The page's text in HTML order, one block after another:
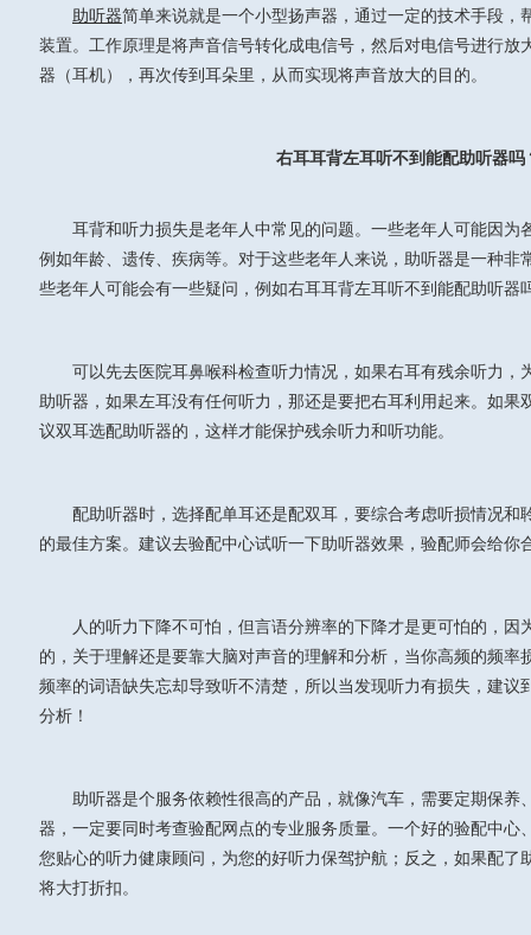
助听器简单来说就是一个小型扬声器，通过一定的技术手段，
装置。工作原理是将声音信号转化成电信号，然后对电信号进行放
器（耳机），再次传到耳朵里，从而实现将声音放大的目的。
右耳耳背左耳听不到能配助听器吗
耳背和听力损失是老年人中常见的问题。一些老年人可能因为
例如年龄、遗传、疾病等。对于这些老年人来说，助听器是一种非
些老年人可能会有一些疑问，例如右耳耳背左耳听不到能配助听器
可以先去医院耳鼻喉科检查听力情况，如果右耳有残余听力，
助听器，如果左耳没有任何听力，那还是要把右耳利用起来。如果
议双耳选配助听器的，这样才能保护残余听力和听功能。
配助听器时，选择配单耳还是配双耳，要综合考虑听损情况和
的最佳方案。建议去验配中心试听一下助听器效果，验配师会给你
人的听力下降不可怕，但言语分辨率的下降才是更可怕的，因
的，关于理解还是要靠大脑对声音的理解和分析，当你高频的频率
频率的词语缺失忘却导致听不清楚，所以当发现听力有损失，建议
分析！
助听器是个服务依赖性很高的产品，就像汽车，需要定期保养
器，一定要同时考查验配网点的专业服务质量。一个好的验配中心
您贴心的听力健康顾问，为您的好听力保驾护航；反之，如果配了
将大打折扣。